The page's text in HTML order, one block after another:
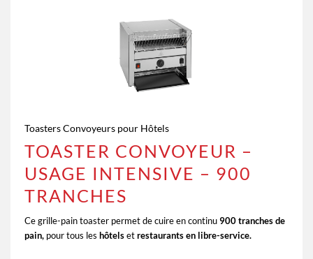
Toasters Convoyeurs pour Hôtels
TOASTER CONVOYEUR –
USAGE INTENSIVE – 900
TRANCHES
Ce grille-pain toaster permet de cuire en continu900 tranches de
pain, pour tous les hôtelsetrestaurants en libre-service.